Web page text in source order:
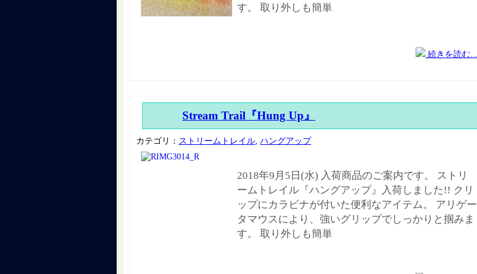
す。 取り外しも簡単
続きを読む...
Stream Trail『Hung Up』
カテゴリ： ストリームトレイル ハングアップ
2018年9月5日(水) 入荷商品のご案内です。 ストリ
ームトレイル『ハングアップ』入荷しました!! クリ
ップにカラビナが付いた便利なアイテム。 アリゲー
タマウスにより、強いグリップでしっかりと掴みま
す。 取り外しも簡単